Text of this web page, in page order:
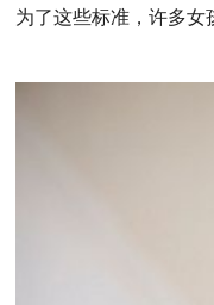
为了这些标准，许多女